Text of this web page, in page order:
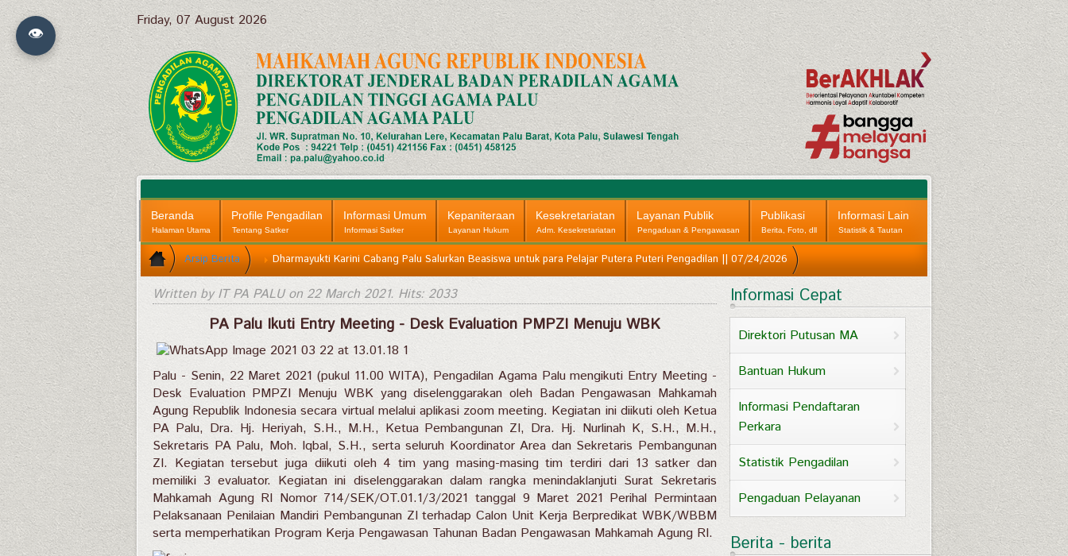
Friday, 07 August 2026
Beranda
Halaman Utama
Profile Pengadilan
Tentang Satker
Informasi Umum
Informasi Satker
Kepaniteraan
Layanan Hukum
Kesekretariatan
Adm. Kesekretariatan
Layanan Publik
Pengaduan & Pengawasan
Publikasi
Berita, Foto, dll
Informasi Lain
Statistik & Tautan
Arsip Berita Dharmayukti Karini Cabang Palu Salurkan Beasiswa untuk para Pelajar Putera Puteri Pengadilan || 07/24/2026
Written by IT PA PALU on 22 March 2021. Hits: 2033
PA Palu Ikuti Entry Meeting - Desk Evaluation PMPZI Menuju WBK
Palu - Senin, 22 Maret 2021 (pukul 11.00 WITA), Pengadilan Agama Palu mengikuti Entry Meeting -
Desk Evaluation PMPZI Menuju WBK yang diselenggarakan oleh Badan Pengawasan Mahkamah
Agung Republik Indonesia secara virtual melalui aplikasi zoom meeting. Kegiatan ini diikuti oleh Ketua
PA Palu, Dra. Hj. Heriyah, S.H., M.H., Ketua Pembangunan ZI, Dra. Hj. Nurlinah K, S.H., M.H.,
Sekretaris PA Palu, Moh. Iqbal, S.H., serta seluruh Koordinator Area dan Sekretaris Pembangunan
ZI. Kegiatan tersebut juga diikuti oleh 4 tim yang masing-masing tim terdiri dari 13 satker dan
memiliki 3 evaluator. Kegiatan ini diselenggarakan dalam rangka menindaklanjuti Surat Sekretaris
Mahkamah Agung RI Nomor 714/SEK/OT.01.1/3/2021 tanggal 9 Maret 2021 Perihal Permintaan
Pelaksanaan Penilaian Mandiri Pembangunan ZI terhadap Calon Unit Kerja Berpredikat WBK/WBBM
serta memperhatikan Program Kerja Pengawasan Tahunan Badan Pengawasan Mahkamah Agung RI.
Informasi Cepat
Direktori Putusan MA
Bantuan Hukum
Informasi Pendaftaran
Perkara
Statistik Pengadilan
Pengaduan Pelayanan
Berita - berita
👁